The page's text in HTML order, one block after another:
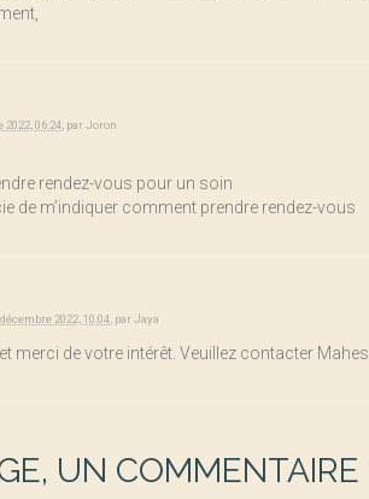
2022, 06:24 parJoron
rendez-vous pour un soin
de m’indiquer comment prendre rendez-vous
2022, 10:04 parJaya
merci de votre intérêt. Veuillez contacter
UN COMMENTAIRE